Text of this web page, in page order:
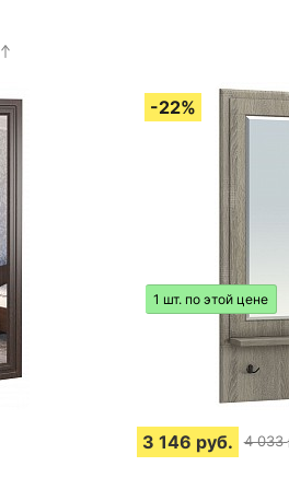
1 шт. по этой цене
3 146 руб. 4 033